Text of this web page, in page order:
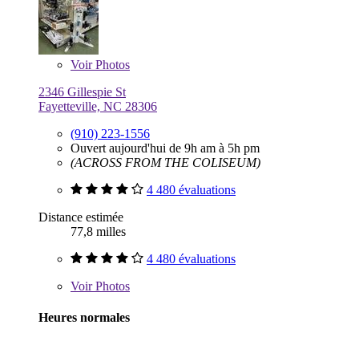
VoirPhotos
2346 Gillespie St
Fayetteville, NC 28306
(910) 223-1556
Ouvert aujourd'hui de 9h am à 5h pm
(ACROSS FROM THE COLISEUM)
4 480 évaluations
Distance estimée
77,8 milles
4 480 évaluations
VoirPhotos
Heures normales